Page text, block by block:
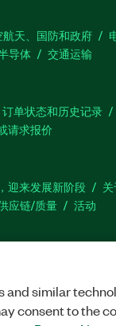
航天、国防和政府
导体 交通运输
订单状态和历史记录
请求报价
迎来发展新阶段
应链/质量 活动
and similar
consent to the